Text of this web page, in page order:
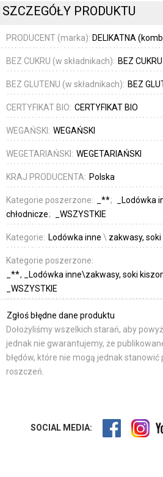
SZCZEGÓŁY PRODUKTU
PRODUCENT (marka): DELIKATNA
BEZ CUKRU (w składnikach): BEZ
BEZ GLUTENU (w składnikach): BEZ
CERTYFIKAT BIO: CERTYFIKAT BIO
WEGAŃSKI: WEGAŃSKI
WEGETARIAŃSKI: WEGETARIAŃSKI
KRAJ PRODUCENTA: Polska
Kategorie poszerzone: _**
_Lodówka
chłodnicze
_WSZYSTKIE
Kategorie: Lodówka inne \ zakwasy,
Kategorie poszerzone:
_**
_Lodówka inne\zakwasy, soki
_WSZYSTKIE
Zgłoś błędne dane produktu
Dołożyliśmy wszelkich starań, aby
jednak nie gwarantujemy, że
błędów, które nie mogą jednak
roszczeń.
SOCIAL MEDIA: